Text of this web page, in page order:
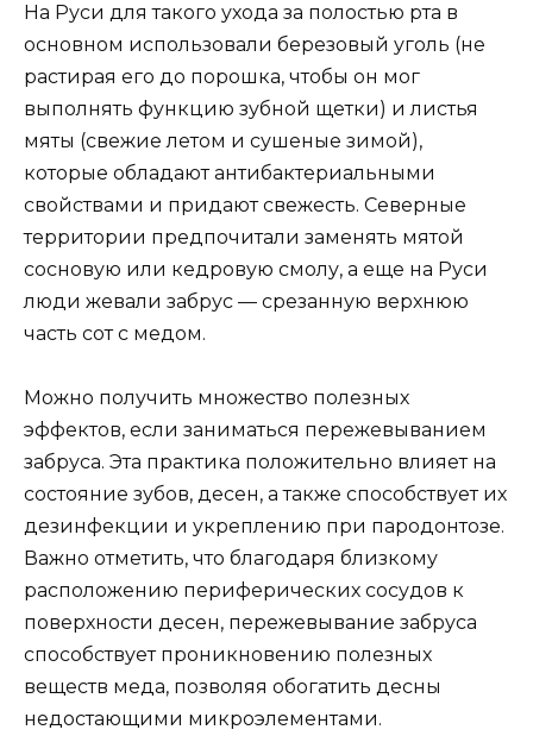
На Руси для такого ухода за полостью рта в
основном использовали березовый уголь (не
растирая его до порошка, чтобы он мог
выполнять функцию зубной щетки) и листья
мяты (свежие летом и сушеные зимой),
которые обладают антибактериальными
свойствами и придают свежесть. Северные
территории предпочитали заменять мятой
сосновую или кедровую смолу, а еще на Руси
люди жевали забрус — срезанную верхнюю
часть сот с медом.
Можно получить множество полезных
эффектов, если заниматься пережевыванием
забруса. Эта практика положительно влияет на
состояние зубов, десен, а также способствует их
дезинфекции и укреплению при пародонтозе.
Важно отметить, что благодаря близкому
расположению периферических сосудов к
поверхности десен, пережевывание забруса
способствует проникновению полезных
веществ меда, позволяя обогатить десны
недостающими микроэлементами.